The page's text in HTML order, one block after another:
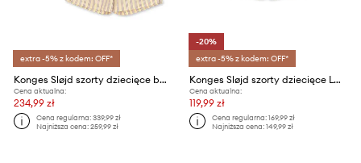
extra -5% z kodem: OFF*
Konges Sløjd szorty dziecięce bawełniane 3 PACK AZUR SHORTS GOTS
Cena aktualna:
234,99 zł
Cena regularna:339,99 zł
Najniższa cena:259,99 zł
-20%
extra -5% z kodem: OFF*
Konges Sløjd szorty dziecięce LOUMILLA SWEAT SHORTS OCS
Cena aktualna:
119,99 zł
Cena regularna:169,99 zł
Najniższa cena:149,99 zł